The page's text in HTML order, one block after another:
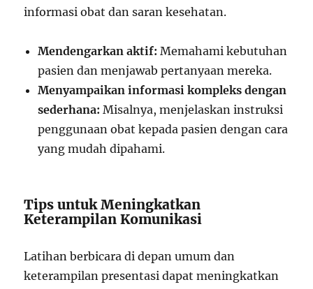
informasi obat dan saran kesehatan.
Mendengarkan aktif: Memahami kebutuhan
pasien dan menjawab pertanyaan mereka.
Menyampaikan informasi kompleks dengan
sederhana: Misalnya, menjelaskan instruksi
penggunaan obat kepada pasien dengan cara
yang mudah dipahami.
Tips untuk Meningkatkan
Keterampilan Komunikasi
Latihan berbicara di depan umum dan
keterampilan presentasi dapat meningkatkan